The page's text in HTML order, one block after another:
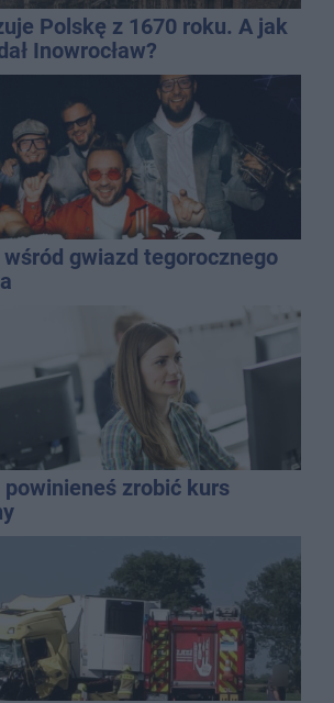
Polskę z 1670 roku. A jak
Inowrocław?
wśród gwiazd tegorocznego
powinieneś zrobić kurs